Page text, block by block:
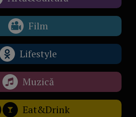
Film
Lifestyle
Muzică
Eat&Drink